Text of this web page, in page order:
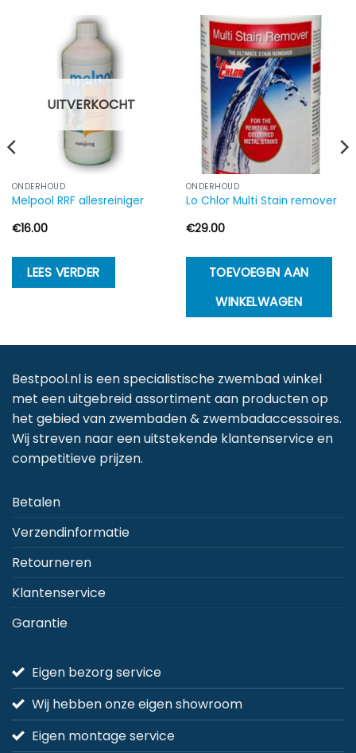
UITVERKOCHT
ONDERHOUD
Melpool RRF allesreiniger
€16.00
LEES VERDER
ONDERHOUD
Lo Chlor Multi Stain remover
€29.00
TOEVOEGEN AAN
WINKELWAGEN
Bestpool.nl is een specialistische zwembad winkel
met een uitgebreid assortiment aan producten op
het gebied van zwembaden & zwembadaccessoires.
Wij streven naar een uitstekende klantenservice en
competitieve prijzen.
Betalen
Verzendinformatie
Retourneren
Klantenservice
Garantie
Eigen bezorg service
Wij hebben onze eigen showroom
Eigen montage service